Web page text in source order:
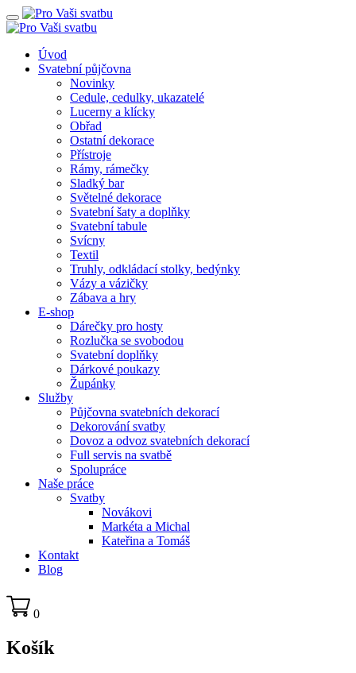
Úvod
Svatební půjčovna
Novinky
Cedule, cedulky, ukazatelé
Lucerny a klícky
Obřad
Ostatní dekorace
Přístroje
Rámy, rámečky
Sladký bar
Světelné dekorace
Svatební šaty a doplňky
Svatební tabule
Svícny
Textil
Truhly, odkládací stolky, bedýnky
Vázy a vázičky
Zábava a hry
E-shop
Dárečky pro hosty
Rozlučka se svobodou
Svatební doplňky
Dárkové poukazy
Župánky
Služby
Půjčovna svatebních dekorací
Dekorování svatby
Dovoz a odvoz svatebních dekorací
Full servis na svatbě
Spolupráce
Naše práce
Svatby
Novákovi
Markéta a Michal
Kateřina a Tomáš
Kontakt
Blog
0
Košík